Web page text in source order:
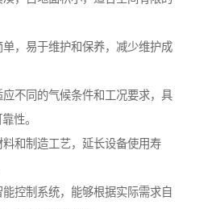
，易于维护和保养，减少维护成
不同的气候条件和工况要求，具
性。
和制造工艺，延长设备使用寿
控制系统，能够根据实际需求自